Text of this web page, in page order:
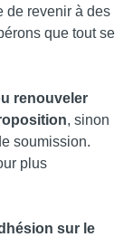
de revenir à des
que tout se
renouveler
, sinon
soumission.
plus
sur le